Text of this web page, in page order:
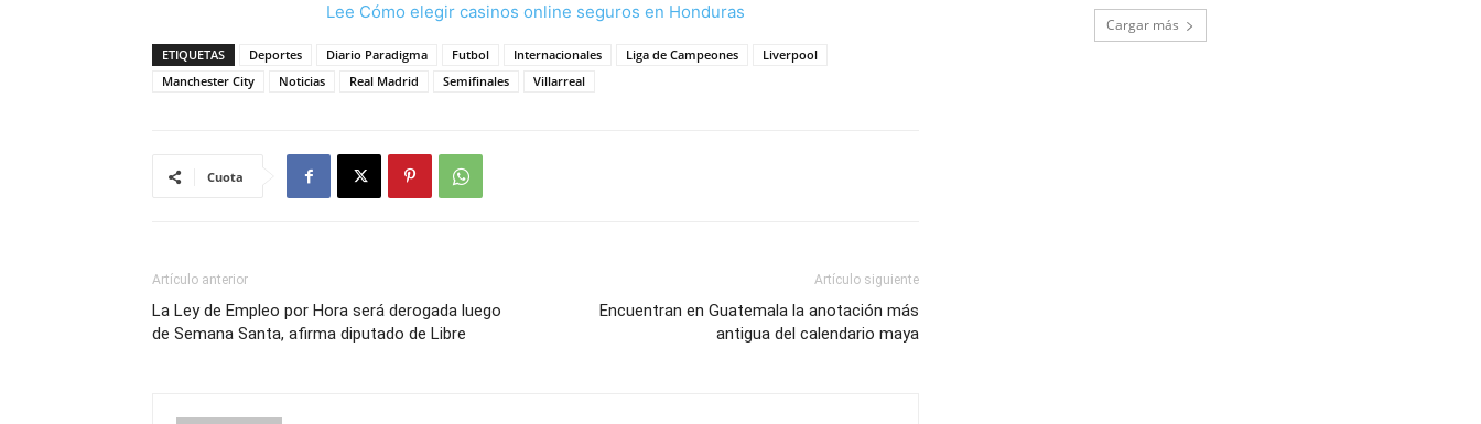
Lee Cómo elegir casinos online seguros en Honduras
ETIQUETAS Deportes Diario Paradigma Futbol Internacionales Liga de Campeones
Liverpool
Manchester City
Noticias Real Madrid Semifinales Villarreal
Cuota
Artículo anterior
La Ley de Empleo por Hora será derogada luego
de Semana Santa, afirma diputado de Libre
Artículo siguiente
Encuentran en Guatemala la anotación más
antigua del calendario maya
Cargar más